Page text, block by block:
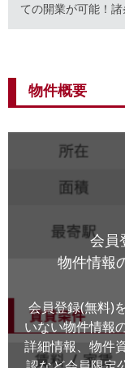
ての開業が可能！
物件概要
会員
物件情報
会員登録(無料)
いない物件情報
詳細情報、物件